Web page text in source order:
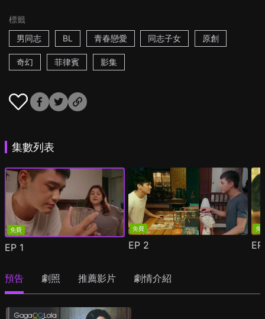
標籤
男同志
BL 青春戀愛 同志子女 原創
奇幻 菲律賓 影集
集數列表
免費
EP 1
免費
EP 2
免
預告 劇照 推薦影片 劇情介紹